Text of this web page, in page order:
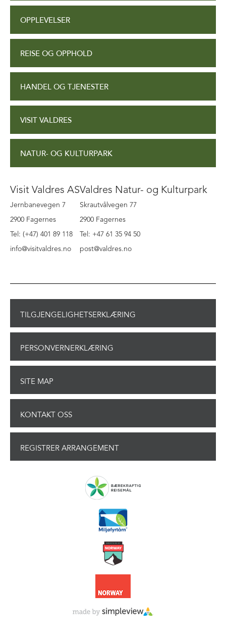
OPPLEVELSER
REISE OG OPPHOLD
HANDEL OG TJENESTER
VISIT VALDRES
NATUR- OG KULTURPARK
Visit Valdres AS
Jernbanevegen 7
2900 Fagernes
Tel: (+47) 401 89 118
info@visitvaldres.no
Valdres Natur- og Kulturpark
Skrautvålvegen 77
2900 Fagernes
Tel: +47 61 35 94 50
post@valdres.no
TILGJENGELIGHETSERKLÆRING
PERSONVERNERKLÆRING
SITE MAP
KONTAKT OSS
REGISTRER ARRANGEMENT